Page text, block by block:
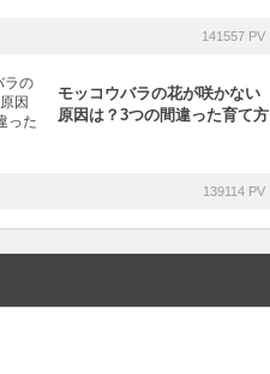
141557 PV
モッコウバラの花が咲かない
原因は？3つの間違った育て方
139114 PV